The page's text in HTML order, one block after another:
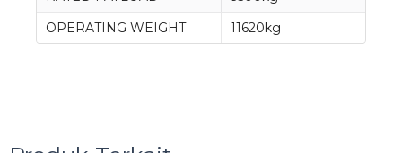
OPERATING WEIGHT
11620kg